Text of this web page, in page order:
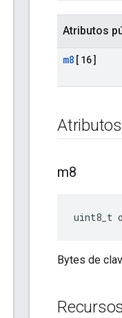
Atributos
m8 [16]
m8
uint8_t
Bytes de
Recursos